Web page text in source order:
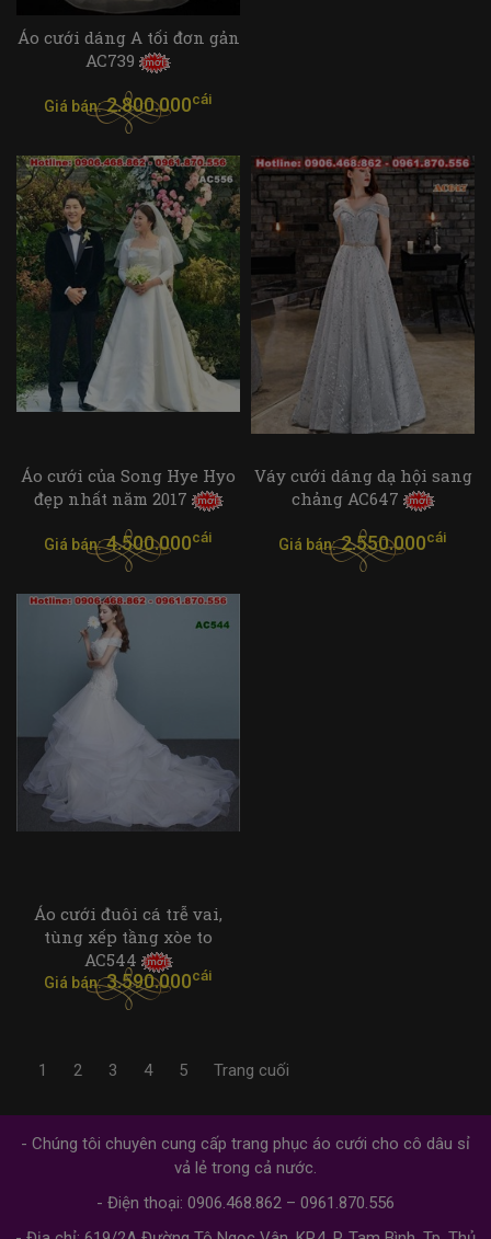
Áo cưới dáng A tối đơn gản
AC739
Giá bán:2.800.000cái
Áo cưới của Song Hye Hyo
đẹp nhất năm 2017
Giá bán:4.500.000cái
Váy cưới dáng dạ hội sang
chảng AC647
Giá bán:2.550.000cái
Áo cưới đuôi cá trễ vai,
tùng xếp tầng xòe to
AC544
Giá bán:3.590.000cái
1 2 3 4 5 Trang cuối
- Chúng tôi chuyên cung cấp trang phục áo cưới cho cô dâu sỉ
vả lẻ trong cả nước.
- Điện thoại: 0906.468.862 – 0961.870.556